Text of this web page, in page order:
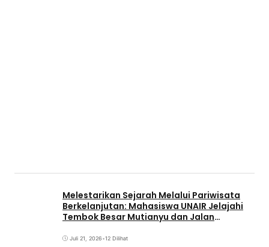
Melestarikan Sejarah Melalui Pariwisata
Berkelanjutan: Mahasiswa UNAIR Jelajahi
Tembok Besar Mutianyu dan Jalan
Juli 21, 2026•12 Dilihat